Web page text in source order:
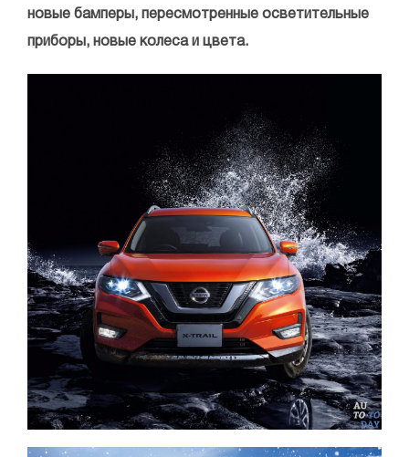
новые бамперы, пересмотренные осветительные
приборы, новые колеса и цвета.